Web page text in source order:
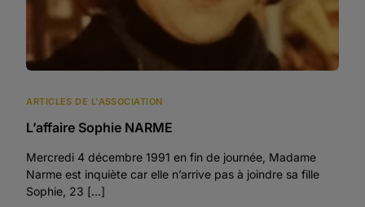
ARTICLES DE L'ASSOCIATION
L’affaire Sophie NARME
Mercredi 4 décembre 1991 en fin de journée, Madame
Narme est inquiète car elle n’arrive pas à joindre sa fille
Sophie, 23 […]